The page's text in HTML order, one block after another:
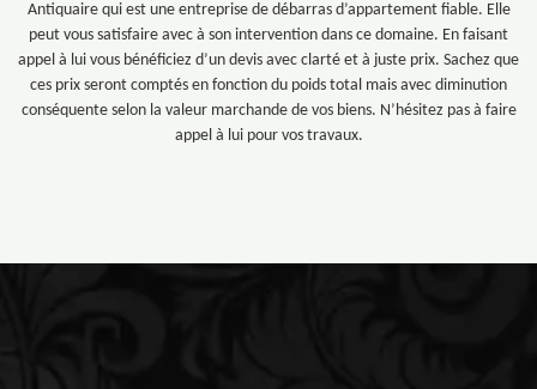
Antiquaire qui est une entreprise de débarras d’appartement fiable. Elle
peut vous satisfaire avec à son intervention dans ce domaine. En faisant
appel à lui vous bénéficiez d’un devis avec clarté et à juste prix. Sachez que
ces prix seront comptés en fonction du poids total mais avec diminution
conséquente selon la valeur marchande de vos biens. N’hésitez pas à faire
appel à lui pour vos travaux.